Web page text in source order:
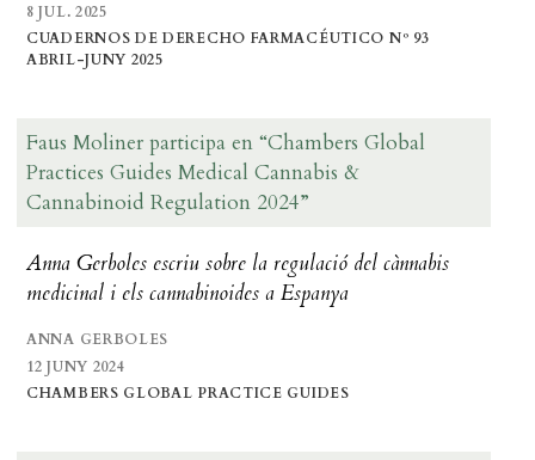
8 JUL. 2025
CUADERNOS DE DERECHO FARMACÉUTICO Nº 93
ABRIL-JUNY 2025
Faus Moliner participa en “Chambers Global
Practices Guides Medical Cannabis &
Cannabinoid Regulation 2024”
Anna Gerboles escriu sobre la regulació del cànnabis
medicinal i els cannabinoides a Espanya
ANNA GERBOLES
12 JUNY 2024
CHAMBERS GLOBAL PRACTICE GUIDES